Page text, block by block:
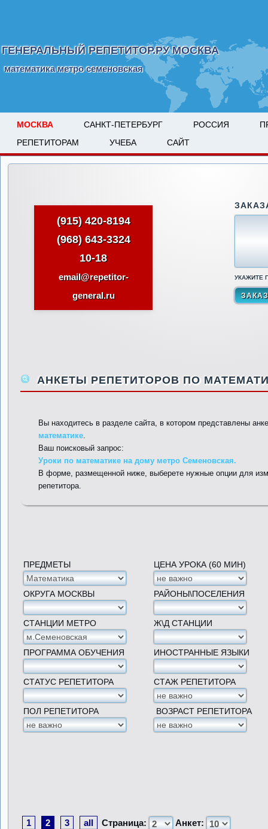
ГЕНЕРАЛЬНЫЙ РЕПЕТИТОР.РУ МОСКВА
математика метро семеновская
МОСКВА САНКТ-ПЕТЕРБУРГ РОССИЯ
РЕПЕТИТОРАМ
УЧЕБА САЙТ
(915) 420-8194
(968) 643-3324
10-18
email@repetitor-
general.ru
УКАЖИТЕ
АНКЕТЫ РЕПЕТИТОРОВ ПО
Вы находитесь в разделе сайта, в котором представлены
математике.
Ваш поисковый запрос:
Уроки по математике на дому метро Семеновская.
В форме, размещенной ниже, выберете нужные опции для
репетитора.
ПРЕДМЕТЫ ЦЕНА УРОКА (60 МИН)
ОКРУГА МОСКВЫ РАЙОНЫ\ПОСЕЛЕНИЯ
СТАНЦИИ МЕТРО Ж\Д СТАНЦИИ
ПРОГРАММА ОБУЧЕНИЯ ИНОСТРАННЫЕ ЯЗЫКИ
СТАТУС РЕПЕТИТОРА СТАЖ РЕПЕТИТОРА
ПОЛ РЕПЕТИТОРА ВОЗРАСТ РЕПЕТИТОРА
1 2 3 all Страница: Анкет: